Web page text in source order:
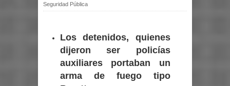
Seguridad Pública
Los detenidos, quienes
dijeron ser policías
auxiliares portaban un
arma de fuego tipo